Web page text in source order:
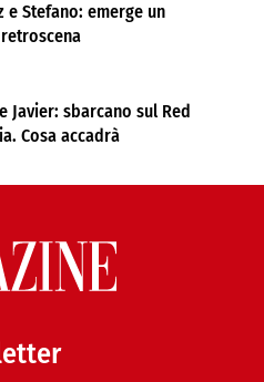
e Stefano: emerge un
Javier: sbarcano sul Red
Cosa accadrà